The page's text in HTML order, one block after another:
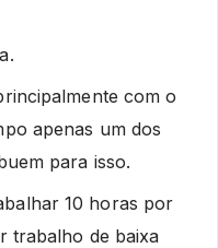
com o
apenas um dos
para isso.
10 horas por
trabalho de baixa